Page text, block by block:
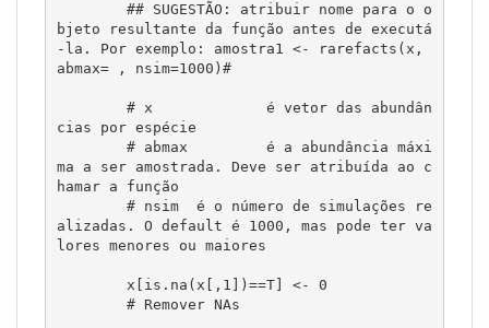
bjeto resultante da função antes de executá
-la. Por exemplo: amostra1 <- rarefacts(x,
abmax= , nsim=1000)#
cias por espécie
ma a ser amostrada. Deve ser atribuída ao c
hamar a função
alizadas. O default é 1000, mas pode ter va
lores menores ou maiores